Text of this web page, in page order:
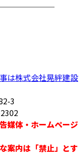
は株式会社晃絆建設
3
媒体・ホームページ
案内は「禁止」とす